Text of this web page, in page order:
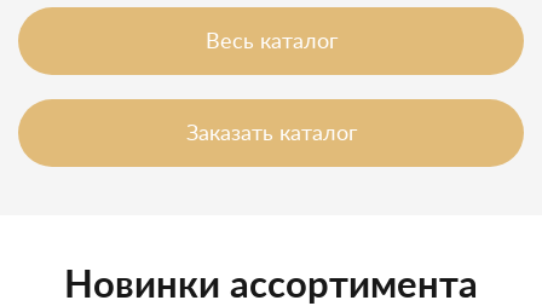
Весь каталог
Заказать каталог
Новинки ассортимента